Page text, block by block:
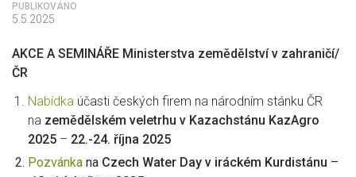
PUBLIKOVÁNO
5.5.2025
AKCE A SEMINÁŘE Ministerstva zemědělství v zahraničí/
ČR
Nabídka účasti českých firem na národním stánku ČR
na zemědělském veletrhu v Kazachstánu KazAgro
2025 – 22.-24. října 2025
Pozvánka na Czech Water Day v iráckém Kurdistánu –